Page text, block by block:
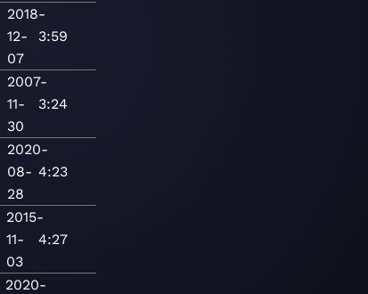
2018-
12-
07
3:59
2007-
11-
30
3:24
2020-
08-
28
4:23
2015-
11-
03
4:27
2020-